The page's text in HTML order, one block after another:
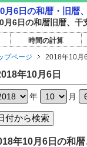
月6日の和暦・旧暦
月6日の和暦旧暦、干
時間の計算
プページ 2018年10月
年10月6日
年 月
年10月6日の和